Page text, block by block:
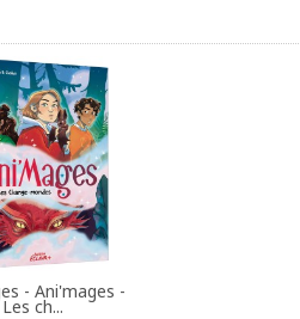
- Ani'mages -
Les ch...